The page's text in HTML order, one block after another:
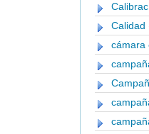
Calidad
cámara